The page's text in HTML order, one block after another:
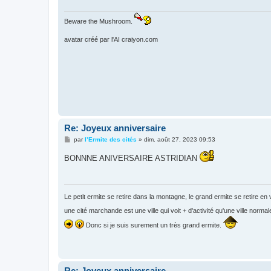
Beware the Mushroom.
avatar créé par l'AI craiyon.com
Re: Joyeux anniversaire
M
s
parl’Ermite des cités » dim. août 27, 2023 09:53
BONNNE ANIVERSAIRE ASTRIDIAN
Le petit ermite se retire dans la montagne, le grand ermite se retire en
une cité marchande est une ville qui voit + d'activité qu'une ville
Donc si je suis surement un très grand ermite.